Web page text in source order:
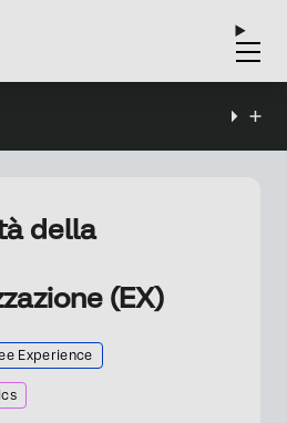
della
(EX)
Experience